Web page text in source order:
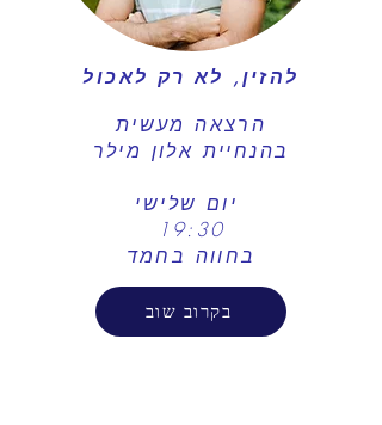
להזין, לא רק לאכול
הרצאה מעשית
בהנחיית אלון מילר
​19:30
בחווה בחמד
בקרוב שוב